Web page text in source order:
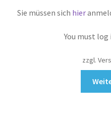
Sie müssen sich hier
You must log
zzgl.